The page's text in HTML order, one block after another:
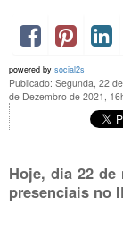
powered by social2s
Publicado: Segunda, 22
de Dezembro de 2021,
Hoje, dia 22
presenciais no